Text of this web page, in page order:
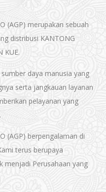
(AGP) merupakan sebuah
distribusi KANTONG
KUE.
daya manusia yang
serta jangkauan layanan
pelayanan yang
(AGP) berpengalaman di
terus berupaya
menjadi Perusahaan yang